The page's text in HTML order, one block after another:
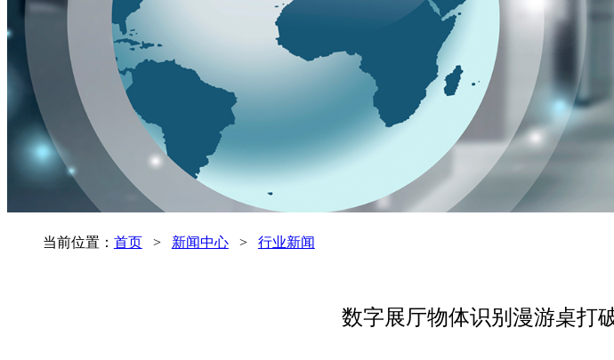
当前位置： 首页 > 新闻中心> 行业新闻
数字展厅物体识别漫游桌打